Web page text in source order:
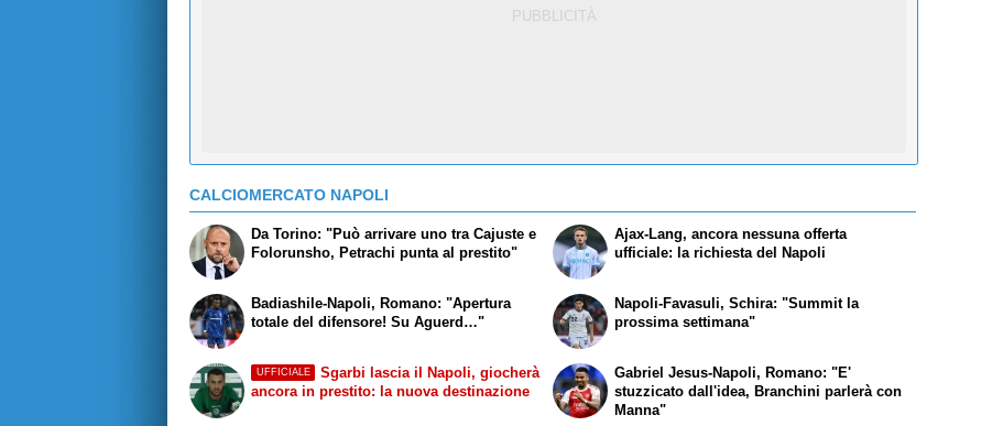
CALCIOMERCATO NAPOLI
Da Torino: "Può arrivare uno tra Cajuste e
Folorunsho, Petrachi punta al prestito"
Badiashile-Napoli, Romano: "Apertura
totale del difensore! Su Aguerd…"
Ajax-Lang, ancora nessuna offerta
ufficiale: la richiesta del Napoli
Napoli-Favasuli, Schira: "Summit la
prossima settimana"
UFFICIALE
Sgarbi lascia il Napoli, giocherà
ancora in prestito: la nuova destinazione
Gabriel Jesus-Napoli, Romano: "E'
stuzzicato dall'idea, Branchini parlerà con
Manna"